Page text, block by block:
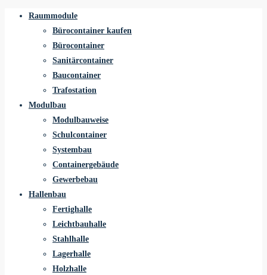
Raummodule
Bürocontainer kaufen
Bürocontainer
Sanitärcontainer
Baucontainer
Trafostation
Modulbau
Modulbauweise
Schulcontainer
Systembau
Containergebäude
Gewerbebau
Hallenbau
Fertighalle
Leichtbauhalle
Stahlhalle
Lagerhalle
Holzhalle